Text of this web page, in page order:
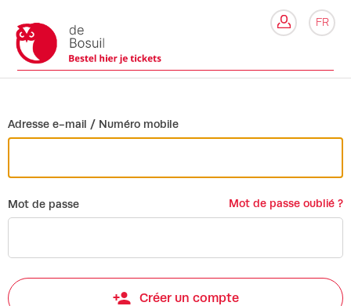
FR
Adresse e-mail / Numéro mobile
Mot de passe Mot de passe oublié ?
Créer un compte